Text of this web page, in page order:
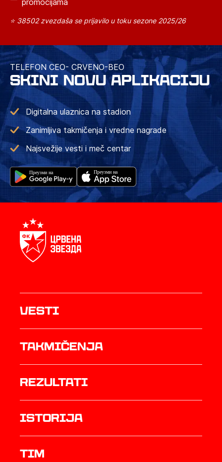
promocijama
⭐ 38502 zvezdaša se prijavilo u toku sezone 2025/26
TELEFON CEO- CRVENO-BEO
SKINI NOVU APLIKACIJU
Digitalna ulaznica na stadion
Zanimljiva takmičenja i vredne nagrade
Najsvežije vesti i meč centar
Vesti
Takmičenja
rezultati
istorija
TIM